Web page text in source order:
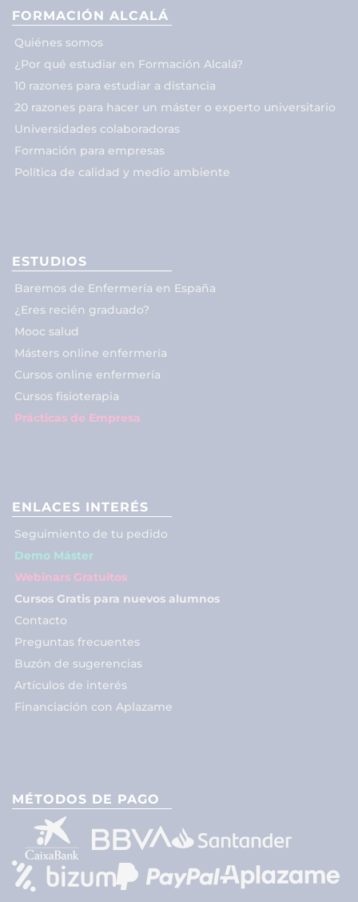
FORMACIÓN ALCALÁ
Quiénes somos
¿Por qué estudiar en Formación Alcalá?
10 razones para estudiar a distancia
20 razones para hacer un máster o experto universitario
Universidades colaboradoras
Formación para empresas
Política de calidad y medio ambiente
ESTUDIOS
Baremos de Enfermería en España
¿Eres recién graduado?
Mooc salud
Másters online enfermería
Cursos online enfermería
Cursos fisioterapia
Prácticas de Empresa
ENLACES INTERÉS
Seguimiento de tu pedido
Demo Máster
Webinars Gratuitos
Cursos Gratis para nuevos alumnos
Contacto
Preguntas frecuentes
Buzón de sugerencias
Artículos de interés
Financiación con Aplazame
MÉTODOS DE PAGO